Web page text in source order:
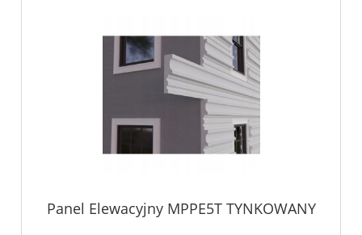
Panel Elewacyjny MPPE5T TYNKOWANY